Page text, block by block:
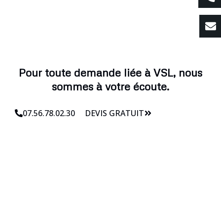
Pour toute demande liée à VSL, nous
sommes à votre écoute.
07.56.78.02.30 DEVIS GRATUIT